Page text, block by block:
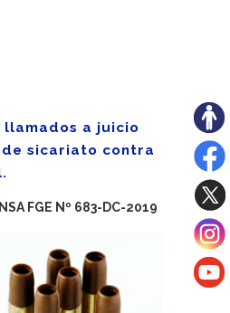
llamados a juicio
sicariato contra
FGE Nº 683-DC-2019